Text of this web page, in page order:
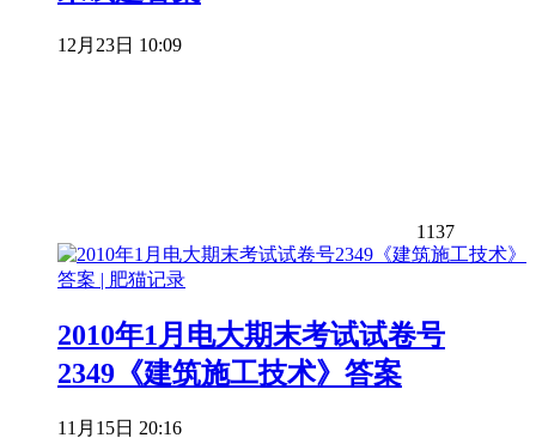
12月23日 10:09
1137
2010年1月电大期末考试试卷号
2349《建筑施工技术》答案
11月15日 20:16